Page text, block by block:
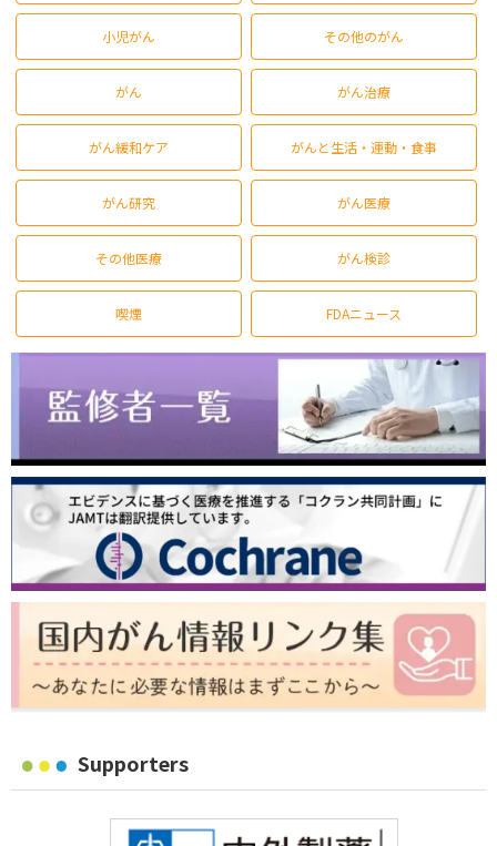
小児がん その他のがん
がん がん治療
がん緩和ケア がんと生活・運動・食事
がん研究 がん医療
その他医療 がん検診
喫煙 FDAニュース
Supporters